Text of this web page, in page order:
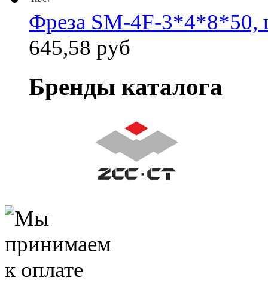
Фреза SM-4F-3*4*8*50,
645,58 руб
Бренды каталога